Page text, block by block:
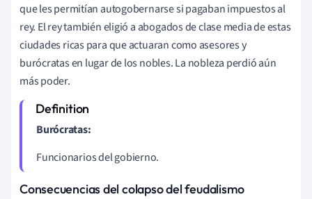
que les permitían autogobernarse si pagaban impuestos al
rey. El rey también eligió a abogados de clase media de estas
ciudades ricas para que actuaran como asesores y
burócratas en lugar de los nobles. La nobleza perdió aún
más poder.
Burócratas:
Funcionarios del gobierno.
Consecuencias del colapso del feudalismo